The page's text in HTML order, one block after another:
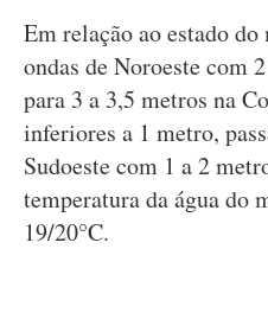
Em relação ao estado
ondas de Noroeste com
para 3 a 3,5 metros na
inferiores a 1 metro,
Sudoeste com 1 a 2
temperatura da água do
19/20°C.